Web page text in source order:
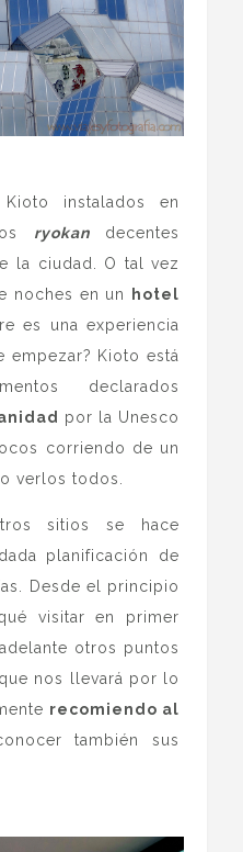
instalados en
ryokandecentes
la ciudad. O tal vez
noches en un
hotel
es una experiencia
empezar? Kioto está
declarados
por la Unesco
corriendo de un
verlos todos.
sitios se hace
planificación de
Desde el principio
visitar en primer
otros puntos
nos llevará por lo
recomiendo al
también sus